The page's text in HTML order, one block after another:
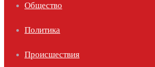
Общество
Политика
Происшествия